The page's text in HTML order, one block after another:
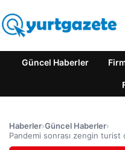
Güncel Haberler
Haberler›Güncel Haberler›
Pandemi sonrası zengin